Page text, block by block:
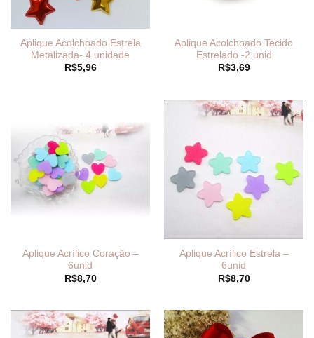
Aplique Acolchoado Estrela
Metalizada- 4 unidade
R$5,96
Aplique Acolchoado Tecido
Estrelado -2 unid
R$3,69
Aplique Acrílico Coração –
6unid
R$8,70
Aplique Acrílico Estrela –
6unid
R$8,70